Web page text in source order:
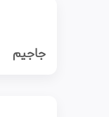
جاجیم